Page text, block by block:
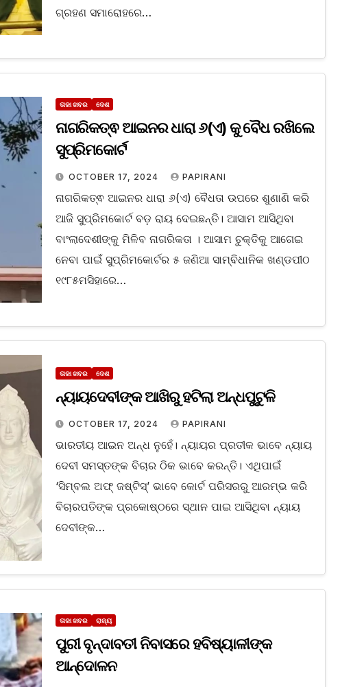
ଗ୍ରହଣ ସମାରୋହରେ…
ତାଜା ଖବର ଦେଶ
ନାଗରିକତ୍ଵ ଆଇନର ଧାରା ୬(ଏ) କୁ ବୈଧ ରଖିଲେ
ସୁପ୍ରିମକୋର୍ଟ
OCTOBER 17, 2024 PAPIRANI
ନାଗରିକତ୍ଵ ଆଇନର ଧାରା ୬(ଏ) ବୈଧତା ଉପରେ ଶୁଣାଣି କରି
ଆଜି ସୁପ୍ରିମକୋର୍ଟ ବଡ଼ ରାୟ ଦେଇଛନ୍ତି। ଆସାମ ଆସିଥିବା
ବାଂଲାଦେଶୀଙ୍କୁ ମିଳିବ ନାଗରିକତା । ଆସାମ ଚୁକ୍ତିକୁ ଆଗେଇ
ନେବା ପାଇଁ ସୁପ୍ରିମକୋର୍ଟର ୫ ଜଣିଆ ସାମ୍ବିଧାନିକ ଖଣ୍ଡପୀଠ
୧୯୮୫ମସିହାରେ…
ତାଜା ଖବର ଦେଶ
ନ୍ୟାୟଦେବୀଙ୍କ ଆଖିରୁ ହଟିଲା ଅନ୍ଧପୁଟୁଳି
OCTOBER 17, 2024 PAPIRANI
ଭାରତୀୟ ଆଇନ ଅନ୍ଧ ନୁହେଁ। ନ୍ୟାୟର ପ୍ରତୀକ ଭାବେ ନ୍ୟାୟ
ଦେବୀ ସମସ୍ତଙ୍କ ବିଚାର ଠିକ ଭାବେ କରନ୍ତି। ଏଥିପାଇଁ
‘ସିମ୍ବଲ ଅଫ୍‌ ଜଷ୍ଟିସ୍‌’ ଭାବେ କୋର୍ଟ ପରିସରରୁ ଆରମ୍ଭ କରି
ବିଚାରପତିଙ୍କ ପ୍ରକୋଷ୍ଠରେ ସ୍ଥାନ ପାଇ ଆସିଥିବା ନ୍ୟାୟ
ଦେବୀଙ୍କ…
ତାଜା ଖବର ରାଜ୍ୟ
ପୁରୀ ବୃନ୍ଦାବତୀ ନିବାସରେ ହବିଷ୍ୟାଳୀଙ୍କ
ଆନ୍ଦୋଳନ